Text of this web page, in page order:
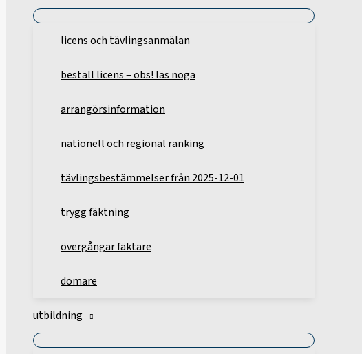
licens och tävlingsanmälan
beställ licens – obs! läs noga
arrangörsinformation
nationell och regional ranking
tävlingsbestämmelser från 2025-12-01
trygg fäktning
övergångar fäktare
domare
utbildning